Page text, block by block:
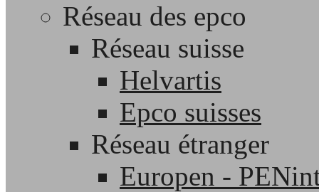
Réseau des epco
Réseau suisse
Helvartis
Epco suisses
Réseau étranger
Europen -